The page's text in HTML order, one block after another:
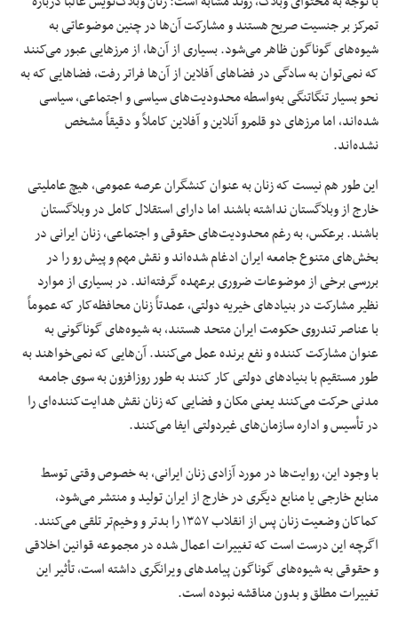
تمرکز بر جنسیت صریح هستند و مشارکت آن‌ها در چنین موضوعاتی به
شیوه‌های گوناگون ظاهر می‌شود. بسیاری از آن‌ها، از مرزهایی عبور می‌کنند
که نمی‌توان به سادگی در فضاهای آفلاین از آن‌ها فراتر رفت، فضاهایی که به
نحو بسیار تنگاتنگی به‌واسطه محدودیت‌های سیاسی و اجتماعی، سیاسی
شده‌اند، اما مرزهای دو قلمرو آنلاین و آفلاین کاملاً و دقیقاً مشخص
نشده‌اند.
این طور هم نیست که زنان به عنوان کنشگران عرصه عمومی، هیچ عاملیتی
خارج از وبلاگستان نداشته باشند اما دارای استقلال کامل در وبلاگستان
باشند. برعکس، به رغم محدودیت‌های حقوقی و اجتماعی، زنان ایرانی در
بخش‌های متنوع جامعه ایران ادغام شده‌اند و نقش مهم و پیش رو را در
بررسی برخی از موضوعات ضروری برعهده گرفته‌اند. در بسیاری از موارد
نظیر مشارکت در بنیادهای خیریه دولتی، عمدتاً زنان محافظه‌کار که عموماً
با عناصر تندروی حکومت ایران متحد هستند، به شیوه‌های گوناگونی به
عنوان مشارکت کننده و نفع برنده عمل می‌کنند. آن‌هایی که نمی‌خواهند به
طور مستقیم با بنیادهای دولتی کار کنند به طور روزافزون به سوی جامعه
مدنی حرکت می‌کنند یعنی مکان و فضایی که زنان نقش‌ هدایت‌کننده‌ای را
در تأسیس و اداره سازمان‌های غیردولتی ایفا می‌کنند.
با وجود این، روایت‌ها در مورد آزادی زنان ایرانی، به خصوص وقتی توسط
منابع خارجی یا منابع دیگری در خارج از ایران تولید و منتشر می‌شود،
کماکان وضعیت زنان پس از انقلاب ۱۳۵۷ را بدتر و وخیم‌تر تلقی می‌کنند.
اگرچه این درست است که تغییرات اعمال شده در مجموعه قوانین اخلاقی
و حقوقی به شیوه‌های گوناگون پیامدهای ویرانگری داشته است، تأثیر این
تغییرات مطلق و بدون مناقشه نبوده است.